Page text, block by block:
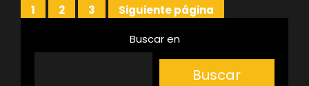
Paginación
Página
1 Página
2 Página
3
Siguiente página
Buscar en
Buscar